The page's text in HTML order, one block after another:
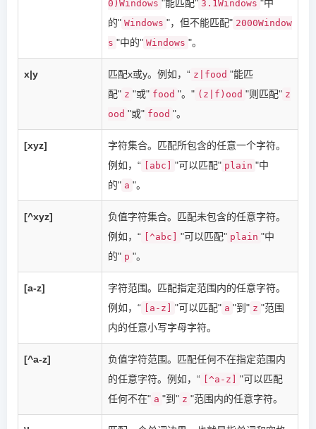
0)Windows "能匹配" 3.1Windows "中
的" Windows "，但不能匹配" 2000Window
s "中的" Windows "。
x|y 匹配x或y。例如，“ z|food "能匹
配" z "或" food "。" (z|f)ood "则匹配" z
ood "或" food "。
[xyz]
字符集合。匹配所包含的任意一个字符。
例如，“
[abc] "可以匹配" plain "中
的" a "。
[^xyz]
负值字符集合。匹配未包含的任意字符。
例如，“
[^abc] "可以匹配" plain "中
的" p "。
[a-z]
字符范围。匹配指定范围内的任意字符。
例如，“
[a-z] "可以匹配" a "到" z "范围
内的任意小写字母字符。
[^a-z]
负值字符范围。匹配任何不在指定范围内
的任意字符。例如，“
[^a-z]
"可以匹配
任何不在" a "到" z "范围内的任意字符。